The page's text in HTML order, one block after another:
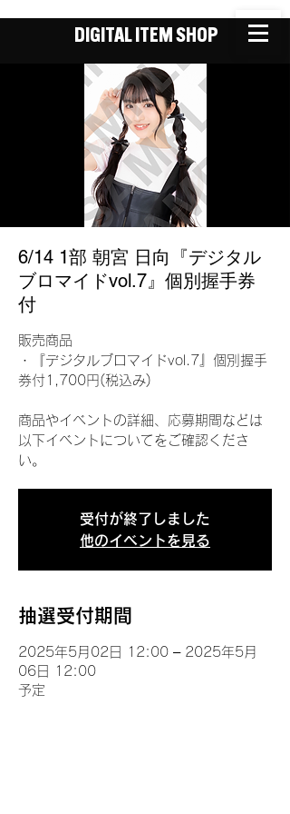
DIGITAL ITEM SHOP
6/14 1部 朝宮 日向『デジタル
ブロマイドvol.7』個別握手券
付
販売商品
・『デジタルブロマイドvol.7』個別握手
券付1,700円(税込み)
商品やイベントの詳細、応募期間などは
以下イベントについてをご確認くださ
い。
受付が終了しました
他のイベントを見る
抽選受付期間
2025年5月02日 12:00 – 2025年5月
06日 12:00
予定